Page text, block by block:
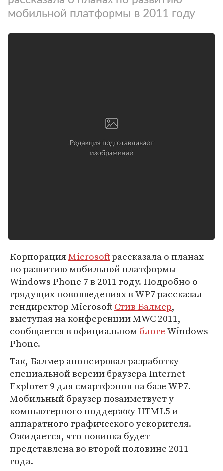
мобильной платформы в 2011 году
КорпорацияMicrosoftрассказала о планах
по развитию мобильной платформы
Windows Phone 7 в 2011 году. Подробно о
грядущих нововведениях в WP7 рассказал
гендиректор MicrosoftСтив Балмер,
выступая на конференции MWC 2011,
сообщается в официальномблогеWindows
Phone.
Так, Балмер анонсировал разработку
специальной версии браузера Internet
Explorer 9 для смартфонов на базе WP7.
Мобильный браузер позаимствует у
компьютерного поддержку HTML5 и
аппаратного графического ускорителя.
Ожидается, что новинка будет
представлена во второй половине 2011
года.